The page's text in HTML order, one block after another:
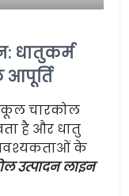
धातुकर्म
आपूर्ति
चारकोल
है और धातु
आवश्यकताओं के
उत्पादन लाइन